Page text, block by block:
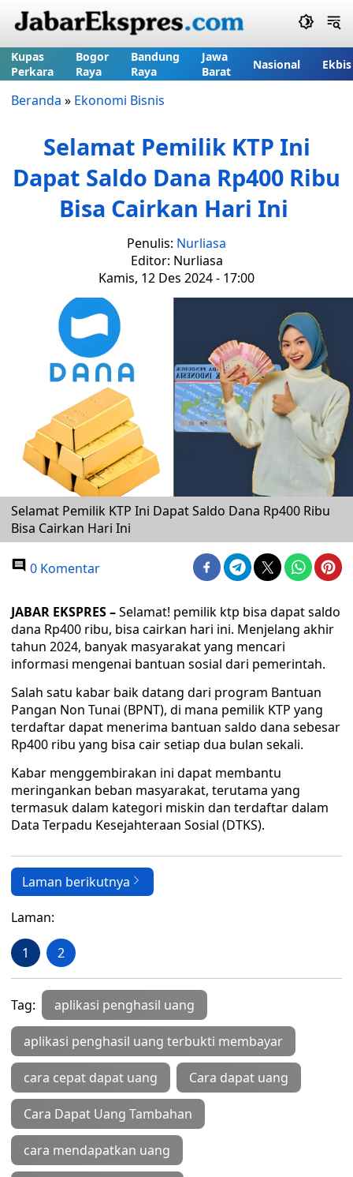
Kupas
Perkara
Bogor
Raya
Bandung
Raya
Jawa
Barat
Nasional Ekbis
Beranda » Ekonomi Bisnis
Selamat Pemilik KTP Ini
Dapat Saldo Dana Rp400 Ribu
Bisa Cairkan Hari Ini
Penulis: Nurliasa
Editor: Nurliasa
Kamis, 12 Des 2024 - 17:00
Selamat Pemilik KTP Ini Dapat Saldo Dana Rp400 Ribu
Bisa Cairkan Hari Ini
0 Komentar
JABAR EKSPRES –Selamat! pemilik ktp bisa dapat saldo
dana Rp400 ribu, bisa cairkan hari ini. Menjelang akhir
tahun 2024, banyak masyarakat yang mencari
informasi mengenai bantuan sosial dari pemerintah.
Salah satu kabar baik datang dari program Bantuan
Pangan Non Tunai (BPNT), di mana pemilik KTP yang
terdaftar dapat menerima bantuan saldo dana sebesar
Rp400 ribu yang bisa cair setiap dua bulan sekali.
Kabar menggembirakan ini dapat membantu
meringankan beban masyarakat, terutama yang
termasuk dalam kategori miskin dan terdaftar dalam
Data Terpadu Kesejahteraan Sosial (DTKS).
Laman berikutnya
Laman:
1 2
Tag: aplikasi penghasil uang
aplikasi penghasil uang terbukti membayar
cara cepat dapat uang Cara dapat uang
Cara Dapat Uang Tambahan
cara mendapatkan uang